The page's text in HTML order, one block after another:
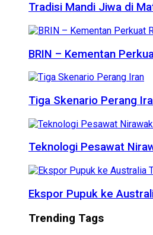
Tradisi Mandi Jiwa di
BRIN – Kementan
Tiga Skenario Perang
Teknologi Pesawat
Ekspor Pupuk ke
Trending Tags